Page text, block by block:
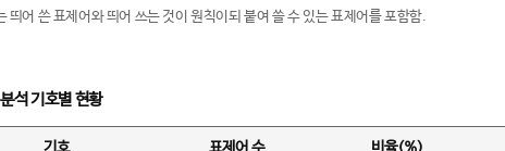
띄어 쓴 표제어와 띄어 쓰는 것이 원칙이되 붙여 쓸 수 있는 표제어를 포함함.
석 기호별 현황